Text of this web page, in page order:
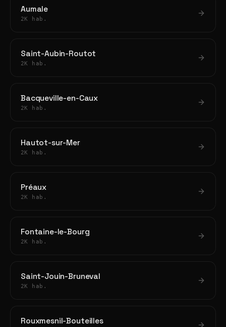
Aumale
2K hab.
Saint-Aubin-Routot
2K hab.
Bacqueville-en-Caux
2K hab.
Hautot-sur-Mer
2K hab.
Préaux
2K hab.
Fontaine-le-Bourg
2K hab.
Saint-Jouin-Bruneval
2K hab.
Rouxmesnil-Bouteilles